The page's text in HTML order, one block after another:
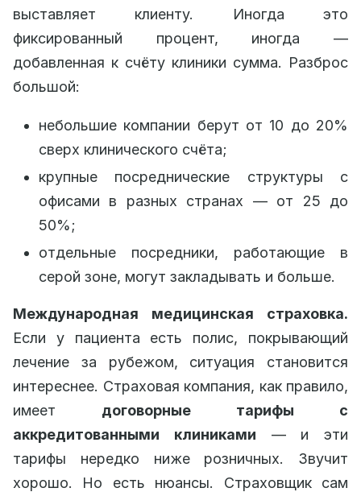
выставляет клиенту. Иногда это
фиксированный процент, иногда —
добавленная к счёту клиники сумма. Разброс
большой:
небольшие компании берут от 10 до 20%
сверх клинического счёта;
крупные посреднические структуры с
офисами в разных странах — от 25 до
50%;
отдельные посредники, работающие в
серой зоне, могут закладывать и больше.
Международная медицинская страховка.
Если у пациента есть полис, покрывающий
лечение за рубежом, ситуация становится
интереснее. Страховая компания, как правило,
имеет договорные тарифы с
аккредитованными клиниками — и эти
тарифы нередко ниже розничных. Звучит
хорошо. Но есть нюансы. Страховщик сам